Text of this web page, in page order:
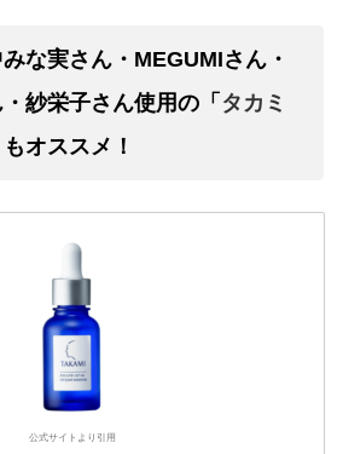
な実さん・MEGUMIさん・
紗栄子さん使用の「 タカミ
オススメ！
公式サイトより引用